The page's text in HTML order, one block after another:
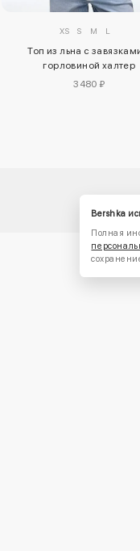
XS S M L
Топ из льна с
горловиной халтер
3480 ₽
Bershka
Полная